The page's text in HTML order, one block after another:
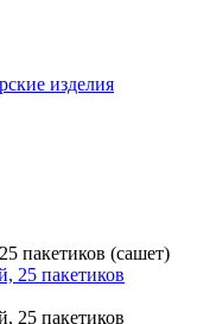
изделия
пакетиков (сашет)